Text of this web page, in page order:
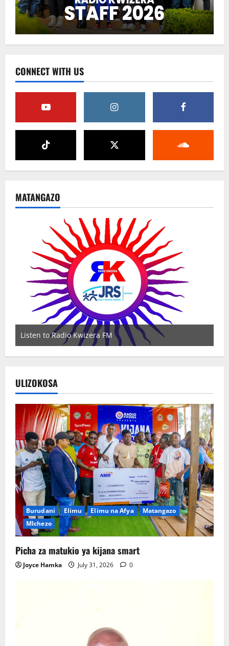
CONNECT WITH US
MATANGAZO
Listen to Radio Kwizera FM
ULIZOKOSA
Burudani Elimu Elimu na Afya
Matangazo
MIchezo
Picha za matukio ya kijana smart
Joyce Hamka July 31, 2026 0